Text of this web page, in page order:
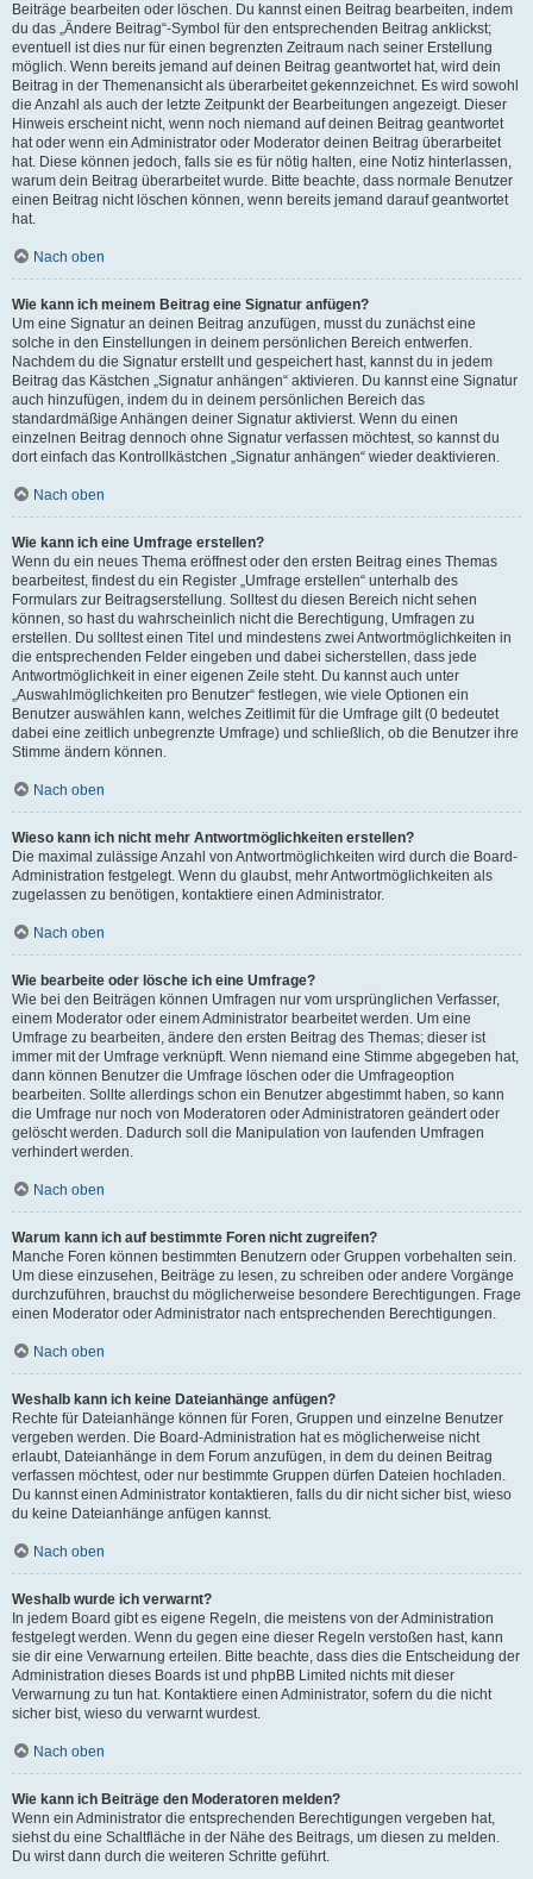
Beiträge bearbeiten oder löschen. Du kannst einen Beitrag bearbeiten, indem
du das „Ändere Beitrag“-Symbol für den entsprechenden Beitrag anklickst;
eventuell ist dies nur für einen begrenzten Zeitraum nach seiner Erstellung
möglich. Wenn bereits jemand auf deinen Beitrag geantwortet hat, wird dein
Beitrag in der Themenansicht als überarbeitet gekennzeichnet. Es wird sowohl
die Anzahl als auch der letzte Zeitpunkt der Bearbeitungen angezeigt. Dieser
Hinweis erscheint nicht, wenn noch niemand auf deinen Beitrag geantwortet
hat oder wenn ein Administrator oder Moderator deinen Beitrag überarbeitet
hat. Diese können jedoch, falls sie es für nötig halten, eine Notiz hinterlassen,
warum dein Beitrag überarbeitet wurde. Bitte beachte, dass normale Benutzer
einen Beitrag nicht löschen können, wenn bereits jemand darauf geantwortet
hat.
Nach oben
Wie kann ich meinem Beitrag eine Signatur anfügen?
Um eine Signatur an deinen Beitrag anzufügen, musst du zunächst eine
solche in den Einstellungen in deinem persönlichen Bereich entwerfen.
Nachdem du die Signatur erstellt und gespeichert hast, kannst du in jedem
Beitrag das Kästchen „Signatur anhängen“ aktivieren. Du kannst eine Signatur
auch hinzufügen, indem du in deinem persönlichen Bereich das
standardmäßige Anhängen deiner Signatur aktivierst. Wenn du einen
einzelnen Beitrag dennoch ohne Signatur verfassen möchtest, so kannst du
dort einfach das Kontrollkästchen „Signatur anhängen“ wieder deaktivieren.
Nach oben
Wie kann ich eine Umfrage erstellen?
Wenn du ein neues Thema eröffnest oder den ersten Beitrag eines Themas
bearbeitest, findest du ein Register „Umfrage erstellen“ unterhalb des
Formulars zur Beitragserstellung. Solltest du diesen Bereich nicht sehen
können, so hast du wahrscheinlich nicht die Berechtigung, Umfragen zu
erstellen. Du solltest einen Titel und mindestens zwei Antwortmöglichkeiten in
die entsprechenden Felder eingeben und dabei sicherstellen, dass jede
Antwortmöglichkeit in einer eigenen Zeile steht. Du kannst auch unter
„Auswahlmöglichkeiten pro Benutzer“ festlegen, wie viele Optionen ein
Benutzer auswählen kann, welches Zeitlimit für die Umfrage gilt (0 bedeutet
dabei eine zeitlich unbegrenzte Umfrage) und schließlich, ob die Benutzer ihre
Stimme ändern können.
Nach oben
Wieso kann ich nicht mehr Antwortmöglichkeiten erstellen?
Die maximal zulässige Anzahl von Antwortmöglichkeiten wird durch die Board-
Administration festgelegt. Wenn du glaubst, mehr Antwortmöglichkeiten als
zugelassen zu benötigen, kontaktiere einen Administrator.
Nach oben
Wie bearbeite oder lösche ich eine Umfrage?
Wie bei den Beiträgen können Umfragen nur vom ursprünglichen Verfasser,
einem Moderator oder einem Administrator bearbeitet werden. Um eine
Umfrage zu bearbeiten, ändere den ersten Beitrag des Themas; dieser ist
immer mit der Umfrage verknüpft. Wenn niemand eine Stimme abgegeben hat,
dann können Benutzer die Umfrage löschen oder die Umfrageoption
bearbeiten. Sollte allerdings schon ein Benutzer abgestimmt haben, so kann
die Umfrage nur noch von Moderatoren oder Administratoren geändert oder
gelöscht werden. Dadurch soll die Manipulation von laufenden Umfragen
verhindert werden.
Nach oben
Warum kann ich auf bestimmte Foren nicht zugreifen?
Manche Foren können bestimmten Benutzern oder Gruppen vorbehalten sein.
Um diese einzusehen, Beiträge zu lesen, zu schreiben oder andere Vorgänge
durchzuführen, brauchst du möglicherweise besondere Berechtigungen. Frage
einen Moderator oder Administrator nach entsprechenden Berechtigungen.
Nach oben
Weshalb kann ich keine Dateianhänge anfügen?
Rechte für Dateianhänge können für Foren, Gruppen und einzelne Benutzer
vergeben werden. Die Board-Administration hat es möglicherweise nicht
erlaubt, Dateianhänge in dem Forum anzufügen, in dem du deinen Beitrag
verfassen möchtest, oder nur bestimmte Gruppen dürfen Dateien hochladen.
Du kannst einen Administrator kontaktieren, falls du dir nicht sicher bist, wieso
du keine Dateianhänge anfügen kannst.
Nach oben
Weshalb wurde ich verwarnt?
In jedem Board gibt es eigene Regeln, die meistens von der Administration
festgelegt werden. Wenn du gegen eine dieser Regeln verstoßen hast, kann
sie dir eine Verwarnung erteilen. Bitte beachte, dass dies die Entscheidung der
Administration dieses Boards ist und phpBB Limited nichts mit dieser
Verwarnung zu tun hat. Kontaktiere einen Administrator, sofern du die nicht
sicher bist, wieso du verwarnt wurdest.
Nach oben
Wie kann ich Beiträge den Moderatoren melden?
Wenn ein Administrator die entsprechenden Berechtigungen vergeben hat,
siehst du eine Schaltfläche in der Nähe des Beitrags, um diesen zu melden.
Du wirst dann durch die weiteren Schritte geführt.